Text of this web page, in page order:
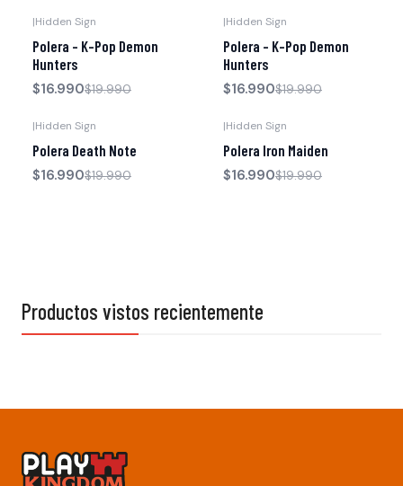
|Hidden Sign
Polera - K-Pop Demon
Hunters
$16.990$19.990
|Hidden Sign
Polera - K-Pop Demon
Hunters
$16.990$19.990
|Hidden Sign
Polera Death Note
$16.990$19.990
|Hidden Sign
Polera Iron Maiden
$16.990$19.990
Productos vistos recientemente